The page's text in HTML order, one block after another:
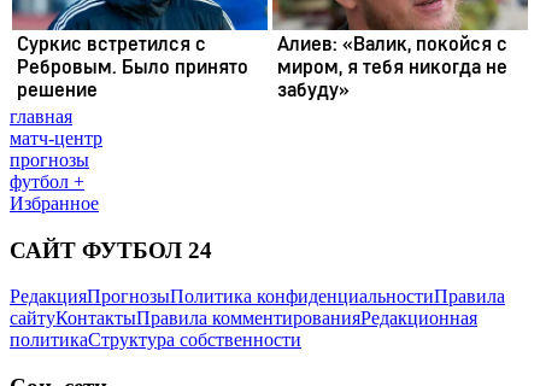
главная
матч-центр
прогнозы
футбол +
Избранное
САЙТ ФУТБОЛ 24
РедакцияПрогнозыПолитика конфиденциальностиПравила
сайтуКонтактыПравила комментированияРедакционная
политикаСтруктура собственности